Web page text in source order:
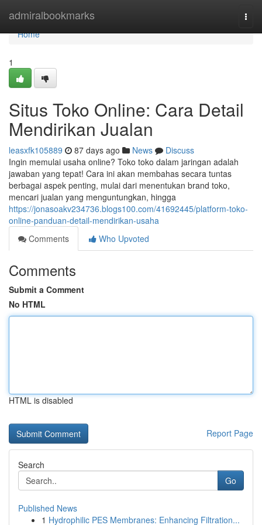
admiralbookmarks
Home
Home
1
Situs Toko Online: Cara Detail
Mendirikan Jualan
leasxfk105889 87 days ago News
Discuss
Ingin memulai usaha online? Toko toko dalam jaringan adalah
jawaban yang tepat! Cara ini akan membahas secara tuntas
berbagai aspek penting, mulai dari menentukan brand toko,
mencari jualan yang menguntungkan, hingga
https://jonasoakv234736.blogs100.com/41692445/platform-toko-
online-panduan-detail-mendirikan-usaha
Comments
Who Upvoted
Comments
Submit a Comment
No HTML
HTML is disabled
Report Page
Search
Go
Published News
1 Hydrophilic PES Membranes: Enhancing Filtration...